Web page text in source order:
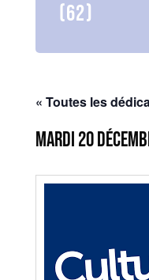
(62)
« Toutes les
mardi 20